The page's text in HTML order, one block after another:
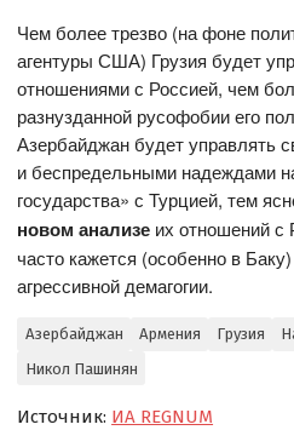
Чем более трезво (на фоне
агентуры США) Грузия будет
отношениями с Россией, чем
разнузданной русофобии его
Азербайджан будет управлять
и беспредельными надеждами
государства» с Турцией, тем
новом анализе их отношений с
часто кажется (особенно в
агрессивной демагогии.
Азербайджан Армения Грузия
Никол Пашинян
Источник: ИА REGNUM